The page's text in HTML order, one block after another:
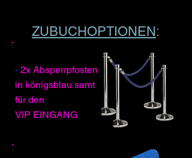
ZUBUCHOPTIONEN:
- 2x Absperrpfosten
in königsblau samt
für den
VIP EINGANG